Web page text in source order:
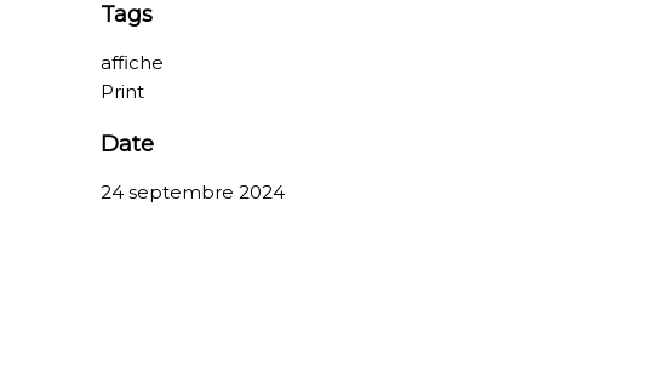
Tags
affiche
Print
Date
24 septembre 2024